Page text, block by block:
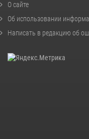
О сайте
Об использовании
Написать в редакцию об